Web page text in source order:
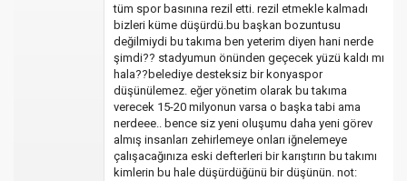
tüm spor basınına rezil etti. rezil etmekle kalmadı
bizleri küme düşürdü.bu başkan bozuntusu
değilmiydi bu takıma ben yeterim diyen hani nerde
şimdi?? stadyumun önünden geçecek yüzü kaldı mı
hala??belediye desteksiz bir konyaspor
düşünülemez. eğer yönetim olarak bu takıma
verecek 15-20 milyonun varsa o başka tabi ama
nerdeee.. bence siz yeni oluşumu daha yeni görev
almış insanları zehirlemeye onları iğnelemeye
çalışacağınıza eski defterleri bir karıştırın bu takımı
kimlerin bu hale düşürdüğünü bir düşünün. not: